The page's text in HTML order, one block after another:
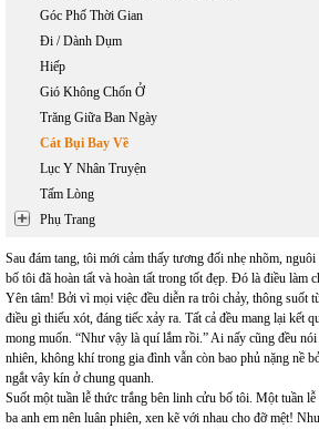
Góc Phố Thời Gian
Đi / Dành Dụm
Hiếp
Gió Không Chốn Ở
Trăng Giữa Ban Ngày
Cát Bụi Bay Về
Lục Y Nhân Truyện
Tấm Lòng
Phụ Trang
Sau đám tang, tôi mới cảm thấy tương đối nhẹ nhõm,
bố tôi đã hoàn tất và hoàn tất trong tốt đẹp. Đó là điều làm
Yên tâm! Bởi vì mọi việc đều diễn ra trôi chảy, thông suốt
điều gì thiếu xót, đáng tiếc xảy ra. Tất cả đều mang lại kết
mong muốn. “Như vậy là quí lắm rồi.” Ai nấy cũng đều
nhiên, không khí trong gia đình vẫn còn bao phủ nặng nề
ngắt vây kín ở chung quanh.
Suốt một tuần lễ thức trắng bên linh cửu bố tôi. Một tuần
ba anh em nên luân phiên, xen kẽ với nhau cho đỡ mệt!